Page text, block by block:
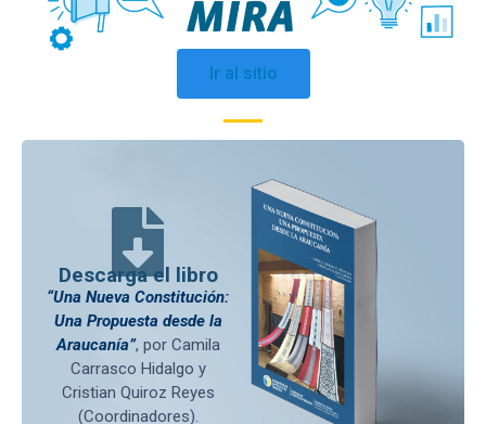
Ir al sitio
Descarga el libro
“Una Nueva Constitución:
Una Propuesta desde la
Araucanía”, por Camila
Carrasco Hidalgo y
Cristian Quiroz Reyes
(Coordinadores).